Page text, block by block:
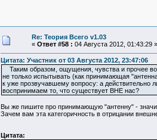
Re: Теория Всего v1.03
« Ответ #58 : 04 Августа 2012, 01:43:29 »
Цитата: Участник от 03 Августа 2012, 23:47:06
Таким образом, ощущения, чувства и прочее
не только испытывать (как принимающая
к уже прозвучавшему вопросу: а действительно
воспринимаем то, что существует ВНЕ нас?
Вы же пишите про принимающую "антенну" -
Зачем вам эта категоричность в отрицании
Цитата: